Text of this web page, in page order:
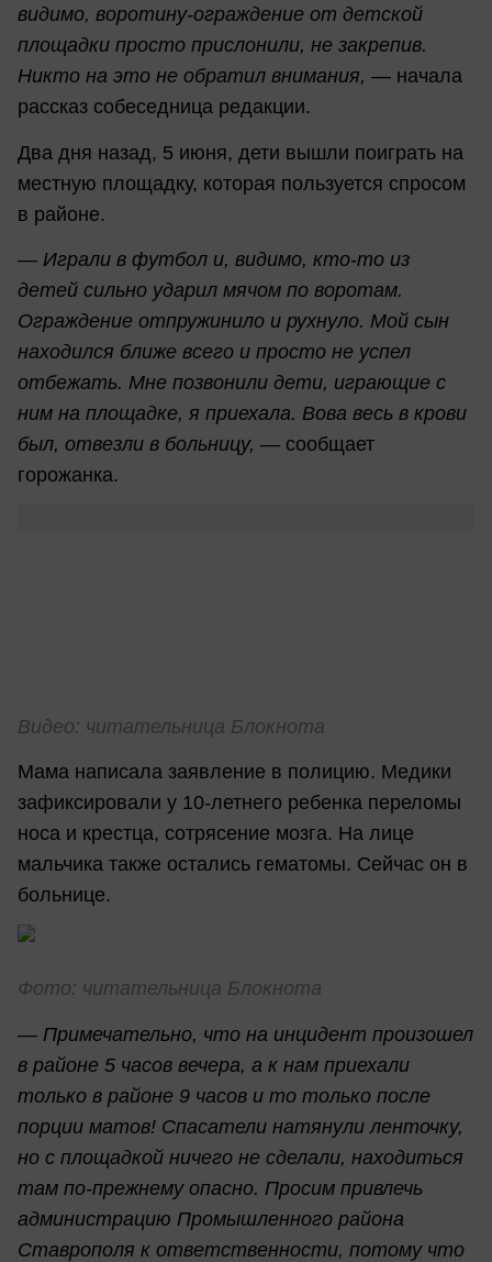
видимо, воротину-ограждение от детской
площадки просто прислонили, не закрепив.
Никто на это не обратил внимания, — начала
рассказ собеседница редакции.
Два дня назад, 5 июня, дети вышли поиграть на
местную площадку, которая пользуется спросом
в районе.
— Играли в футбол и, видимо, кто-то из
детей сильно ударил мячом по воротам.
Ограждение отпружинило и рухнуло. Мой сын
находился ближе всего и просто не успел
отбежать. Мне позвонили дети, играющие с
ним на площадке, я приехала. Вова весь в крови
был, отвезли в больницу, — сообщает
горожанка.
Видео: читательница Блокнота
Мама написала заявление в полицию. Медики
зафиксировали у 10-летнего ребенка переломы
носа и крестца, сотрясение мозга. На лице
мальчика также остались гематомы. Сейчас он в
больнице.
Фото: читательница Блокнота
— Примечательно, что на инцидент произошел
в районе 5 часов вечера, а к нам приехали
только в районе 9 часов и то только после
порции матов! Спасатели натянули ленточку,
но с площадкой ничего не сделали, находиться
там по-прежнему опасно. Просим привлечь
администрацию Промышленного района
Ставрополя к ответственности, потому что